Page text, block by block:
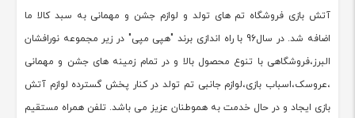
آتش بازی فروشگاه تم های تولد و لوازم جشن و مهمانی به سبد کالا ما
اضافه شد. در سال96 با راه اندازی برند "هپی مپی" در زیر مجموعه نورافشان
البرز،فروشگاهی با تنوع محصول بالا و در تمام زمینه های جشن و مهمانی
،عروسک،اسباب بازی،لوازم جانبی تم تولد در کنار پخش گسترده لوازم آتش
بازی ایجاد و در حال خدمت به هموطنان عزیز می باشد. تلفن همراه مستقیم